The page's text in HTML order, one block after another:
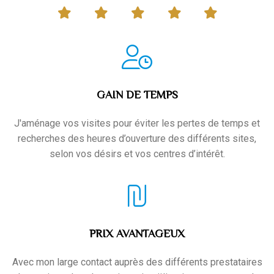
GAIN DE TEMPS
J'aménage vos visites pour éviter les pertes de temps et
recherches des heures d’ouverture des différents sites,
selon vos désirs et vos centres d’intérêt.
PRIX AVANTAGEUX
Avec mon large contact auprès des différents prestataires